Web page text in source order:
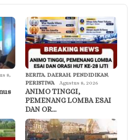
8,
BERITA, DAERAH, PENDIDIKAN,
PERISTIWA
Agustus 8, 2026
ANIMO TINGGI,
PEMENANG LOMBA ESAI
DAN OR…